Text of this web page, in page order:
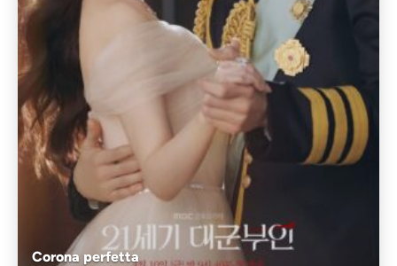
Corona perfetta